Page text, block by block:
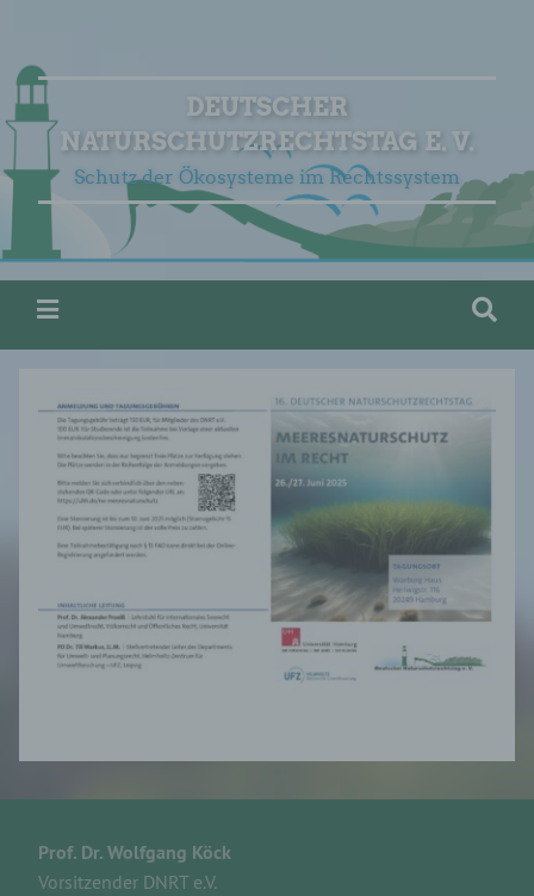
DEUTSCHER
NATURSCHUTZRECHTSTAG E. V.
Schutz der Ökosysteme im Rechtssystem
Prof. Dr. Wolfgang Köck
Vorsitzender DNRT e.V.